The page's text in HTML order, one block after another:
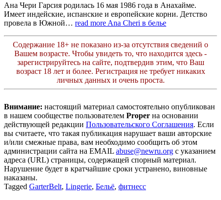
Ана Чери Гарсия родилась 16 мая 1986 года в Анахайме.
Имеет индейские, испанские и европейские корни. Детство
провела в Южной… read more Ana Cheri в белье
Содержание 18+ не показано из-за отсутствия сведений о
Вашем возрасте. Чтобы увидеть то, что находится здесь -
зарегистрируйтесь на сайте, подтвердив этим, что Ваш
возраст 18 лет и более. Регистрация не требует никаких
личных данных и очень проста.
Внимание: настоящий материал самостоятельно опубликован
в нашем сообществе пользователем Proper на основании
действующей редакции Пользовательского Соглашения. Если
вы считаете, что такая публикация нарушает ваши авторские
и/или смежные права, вам необходимо сообщить об этом
администрации сайта на EMAIL abuse@newru.org с указанием
адреса (URL) страницы, содержащей спорный материал.
Нарушение будет в кратчайшие сроки устранено, виновные
наказаны.
Tagged GarterBelt, Lingerie, Бельё, фитнесс